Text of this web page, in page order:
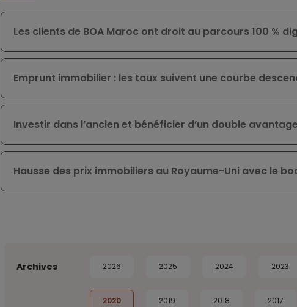
Les clients de BOA Maroc ont droit au parcours 100 %
Emprunt immobilier : les taux suivent une courbe
Investir dans l’ancien et bénéficier d’un double
Hausse des prix immobiliers au Royaume-Uni avec le
Archives 2026 2025 2024 2023
2020 2019 2018 2017